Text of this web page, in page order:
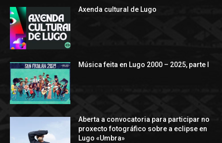
Axenda cultural de Lugo
Música feita en Lugo 2000 – 2025, parte I
Aberta a convocatoria para participar no
proxecto fotográfico sobre a eclipse en
Lugo «Umbra»